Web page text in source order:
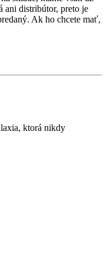
ani distribútor, preto je
Ak ho chcete mať,
ktorá nikdy